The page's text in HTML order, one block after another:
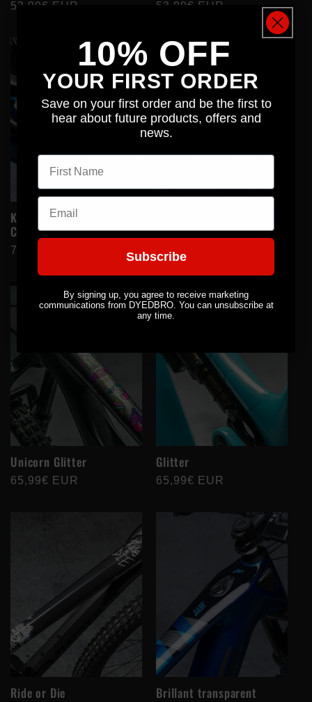
Prix
53,99€ EUR
Prix
53,99€ EUR
Kit de protection totale
Clear Gloss
Prix
74,00€ EUR
Prix
habituel
53,99€ EUR
Unicorn Glitter
Prix
65,99€ EUR
Glitter
Prix
65,99€ EUR
Ride or Die Brillant transparent
10% OFF
YOUR FIRST ORDER
Save on your first order and be the first to
hear about future products, offers and
news.
First name
Email
Subscribe
By signing up, you agree to receive marketing
communications from DYEDBRO. You can unsubscribe at
any time.